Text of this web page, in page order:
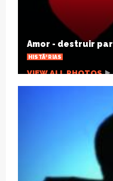
Joelho
SAÃºDE
VIEW ALL PHOTOS